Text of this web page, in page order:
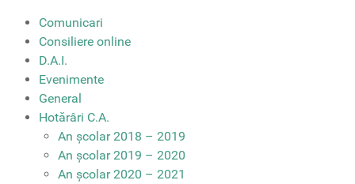
Comunicari
Consiliere online
D.A.I.
Evenimente
General
Hotărâri C.A.
An școlar 2018 – 2019
An școlar 2019 – 2020
An școlar 2020 – 2021